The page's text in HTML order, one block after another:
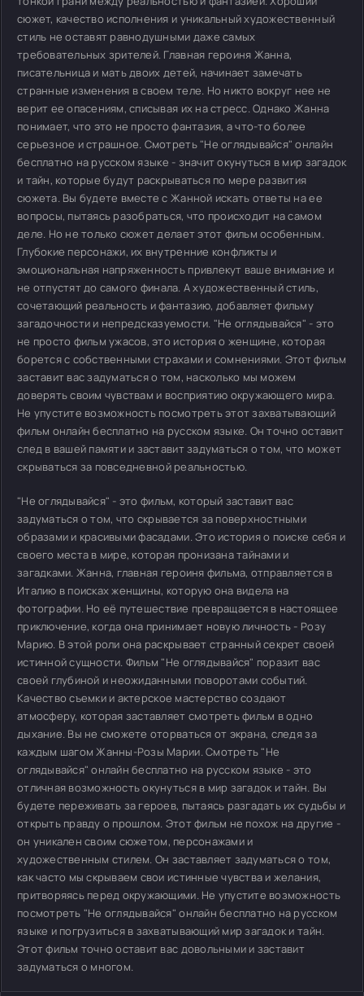
сюжет, качество исполнения и уникальный художественный
стиль не оставят равнодушными даже самых
требовательных зрителей. Главная героиня Жанна,
писательница и мать двоих детей, начинает замечать
странные изменения в своем теле. Но никто вокруг нее не
верит ее опасениям, списывая их на стресс. Однако Жанна
понимает, что это не просто фантазия, а что-то более
серьезное и страшное. Смотреть "Не оглядывайся" онлайн
бесплатно на русском языке - значит окунуться в мир загадок
и тайн, которые будут раскрываться по мере развития
сюжета. Вы будете вместе с Жанной искать ответы на ее
вопросы, пытаясь разобраться, что происходит на самом
деле. Но не только сюжет делает этот фильм особенным.
Глубокие персонажи, их внутренние конфликты и
эмоциональная напряженность привлекут ваше внимание и
не отпустят до самого финала. А художественный стиль,
сочетающий реальность и фантазию, добавляет фильму
загадочности и непредсказуемости. "Не оглядывайся" - это
не просто фильм ужасов, это история о женщине, которая
борется с собственными страхами и сомнениями. Этот фильм
заставит вас задуматься о том, насколько мы можем
доверять своим чувствам и восприятию окружающего мира.
Не упустите возможность посмотреть этот захватывающий
фильм онлайн бесплатно на русском языке. Он точно оставит
след в вашей памяти и заставит задуматься о том, что может
скрываться за повседневной реальностью.
"Не оглядывайся" - это фильм, который заставит вас
задуматься о том, что скрывается за поверхностными
образами и красивыми фасадами. Это история о поиске себя и
своего места в мире, которая пронизана тайнами и
загадками. Жанна, главная героиня фильма, отправляется в
Италию в поисках женщины, которую она видела на
фотографии. Но её путешествие превращается в настоящее
приключение, когда она принимает новую личность - Розу
Марию. В этой роли она раскрывает странный секрет своей
истинной сущности. Фильм "Не оглядывайся" поразит вас
своей глубиной и неожиданными поворотами событий.
Качество съемки и актерское мастерство создают
атмосферу, которая заставляет смотреть фильм в одно
дыхание. Вы не сможете оторваться от экрана, следя за
каждым шагом Жанны-Розы Марии. Смотреть "Не
оглядывайся" онлайн бесплатно на русском языке - это
отличная возможность окунуться в мир загадок и тайн. Вы
будете переживать за героев, пытаясь разгадать их судьбы и
открыть правду о прошлом. Этот фильм не похож на другие -
он уникален своим сюжетом, персонажами и
художественным стилем. Он заставляет задуматься о том,
как часто мы скрываем свои истинные чувства и желания,
притворяясь перед окружающими. Не упустите возможность
посмотреть "Не оглядывайся" онлайн бесплатно на русском
языке и погрузиться в захватывающий мир загадок и тайн.
Этот фильм точно оставит вас довольными и заставит
задуматься о многом.